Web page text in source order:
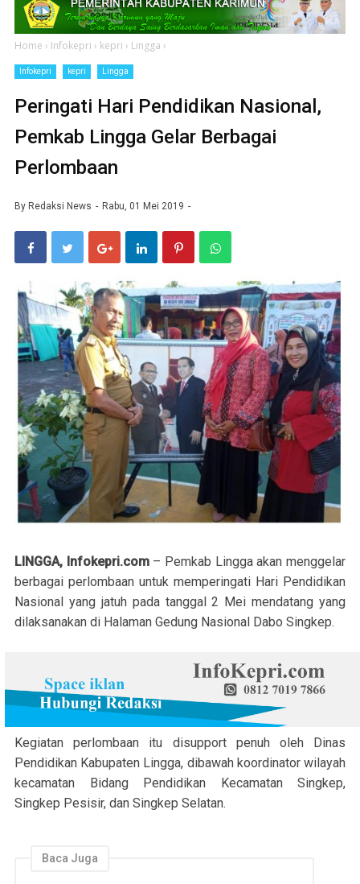
Home › Infokepri › kepri › Lingga ›
Infokepri kepri Lingga
Peringati Hari Pendidikan Nasional,
Pemkab Lingga Gelar Berbagai
Perlombaan
By Redaksi News Rabu, 01 Mei 2019
LINGGA, Infokepri.com– Pemkab Lingga akan menggelar
berbagai perlombaan untuk memperingati Hari Pendidikan
Nasional yang jatuh pada tanggal 2 Mei mendatang yang
dilaksanakan di Halaman Gedung Nasional Dabo Singkep.
Kegiatan perlombaan itu disupport penuh oleh Dinas
Pendidikan Kabupaten Lingga, dibawah koordinator wilayah
kecamatan Bidang Pendidikan Kecamatan Singkep,
Singkep Pesisir, dan Singkep Selatan.
Baca Juga